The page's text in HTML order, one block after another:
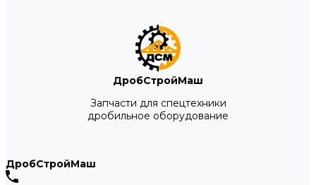
ДробСтройМаш
Запчасти для спецтехники
дробильное оборудование
ДробСтройМаш